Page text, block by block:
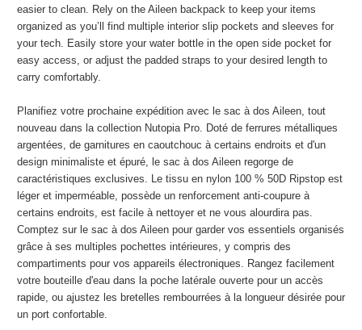
easier to clean. Rely on the Aileen backpack to keep your items
organized as you’ll find multiple interior slip pockets and sleeves for
your tech. Easily store your water bottle in the open side pocket for
easy access, or adjust the padded straps to your desired length to
carry comfortably.
Planifiez votre prochaine expédition avec le sac à dos Aileen, tout
nouveau dans la collection Nutopia Pro. Doté de ferrures métalliques
argentées, de garnitures en caoutchouc à certains endroits et d'un
design minimaliste et épuré, le sac à dos Aileen regorge de
caractéristiques exclusives. Le tissu en nylon 100 % 50D Ripstop est
léger et imperméable, possède un renforcement anti-coupure à
certains endroits, est facile à nettoyer et ne vous alourdira pas.
Comptez sur le sac à dos Aileen pour garder vos essentiels organisés
grâce à ses multiples pochettes intérieures, y compris des
compartiments pour vos appareils électroniques. Rangez facilement
votre bouteille d'eau dans la poche latérale ouverte pour un accès
rapide, ou ajustez les bretelles rembourrées à la longueur désirée pour
un port confortable.